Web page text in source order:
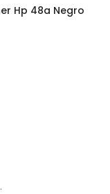
Hp 48a Negro